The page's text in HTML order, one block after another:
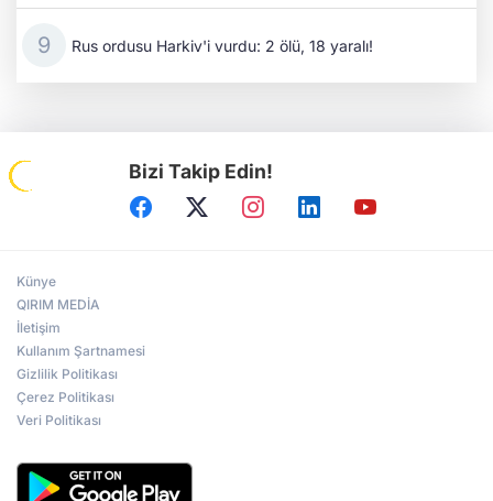
Rus ordusu Harkiv'i vurdu: 2 ölü, 18 yaralı!
Bizi Takip Edin!
Künye
QIRIM MEDİA
İletişim
Kullanım Şartnamesi
Gizlilik Politikası
Çerez Politikası
Veri Politikası